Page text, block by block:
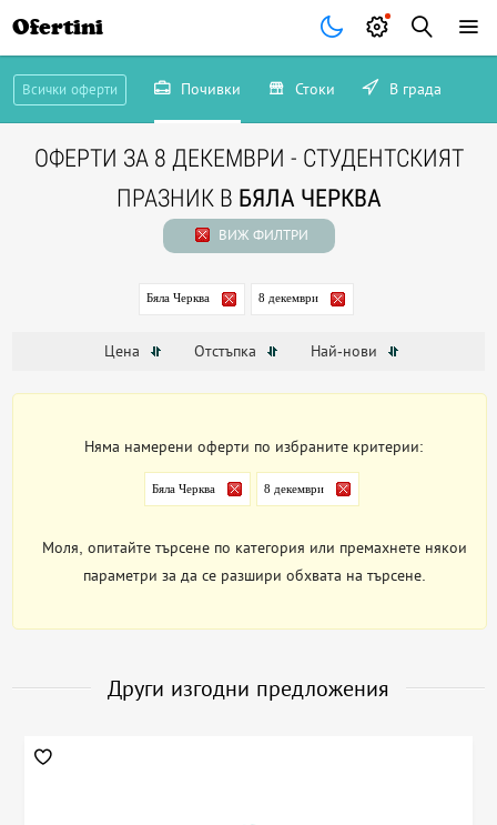
Ofertini
Всички оферти Почивки Стоки В града
ОФЕРТИ ЗА 8 ДЕКЕМВРИ - СТУДЕНТСКИЯТ
ПРАЗНИК В БЯЛА ЧЕРКВА
ВИЖ ФИЛТРИ
Бяла Черква 8 декември
Цена Отстъпка Най-нови
Няма намерени оферти по избраните критерии:
Бяла Черква 8 декември
Моля, опитайте търсене по категория или премахнете някои
параметри за да се разшири обхвата на търсене.
Други изгодни предложения